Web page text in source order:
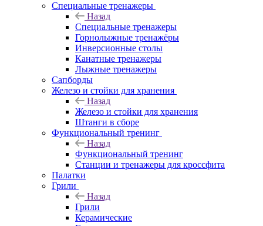
Специальные тренажеры
Назад
Специальные тренажеры
Горнолыжные тренажёры
Инверсионные столы
Канатные тренажеры
Лыжные тренажеры
Сапборды
Железо и стойки для хранения
Назад
Железо и стойки для хранения
Штанги в сборе
Функциональный тренинг
Назад
Функциональный тренинг
Станции и тренажеры для кроссфита
Палатки
Грили
Назад
Грили
Керамические